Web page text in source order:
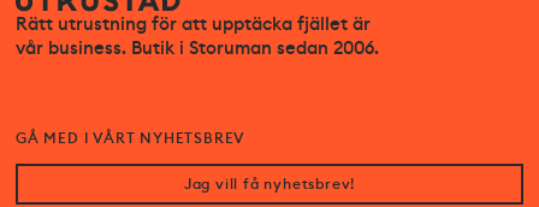
Rätt utrustning för att upptäcka fjället är
vår business. Butik i Storuman sedan 2006.
GÅ MED I VÅRT NYHETSBREV
Jag vill få nyhetsbrev!